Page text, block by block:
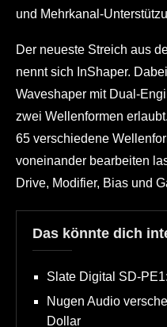
und Mehrkanal-
Der neueste Streich aus
nennt sich InShaper.
Waveshaper mit Dual-
zwei Wellenformen
65 verschiedene
voneinander bearbeiten
Drive, Modifier, Bias und
Das könnte dich
Slate Digital SD-
Nugen Audio
Dollar